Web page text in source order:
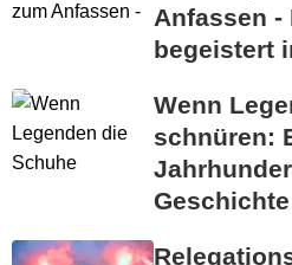
Anfassen -
begeistert
Wenn
schnüren:
Geschichte